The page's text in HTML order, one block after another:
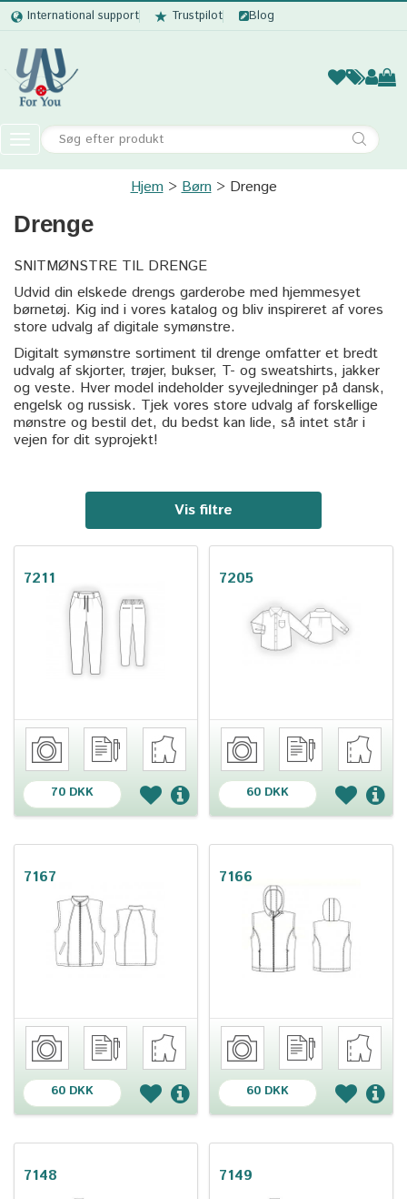
International support Trustpilot Blog
Kvinder
Toggle
navigation
Kvinder
Børn
Accessories
Hjem Børn Drenge
Drenge
SNITMØNSTRE TIL DRENGE
Udvid din elskede drengs garderobe med hjemmesyet
børnetøj. Kig ind i vores katalog og bliv inspireret af vores
store udvalg af digitale symønstre.
Digitalt symønstre sortiment til drenge omfatter et bredt
udvalg af skjorter, trøjer, bukser, T- og sweatshirts, jakker
og veste. Hver model indeholder syvejledninger på dansk,
engelsk og russisk. Tjek vores store udvalg af forskellige
mønstre og bestil det, du bedst kan lide, så intet står i
vejen for dit syprojekt!
Vis filtre
7211
70 DKK
7205
60 DKK
7167
60 DKK
7166
60 DKK
7148 7149